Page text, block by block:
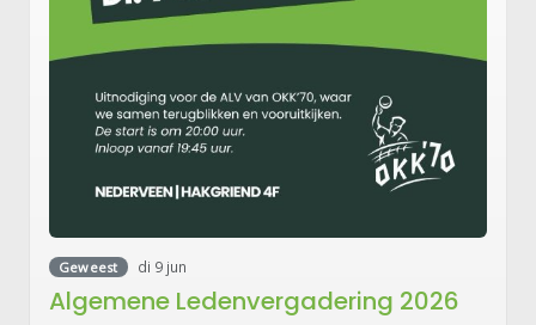
Geweest di 9 jun
Algemene Ledenvergadering 2026